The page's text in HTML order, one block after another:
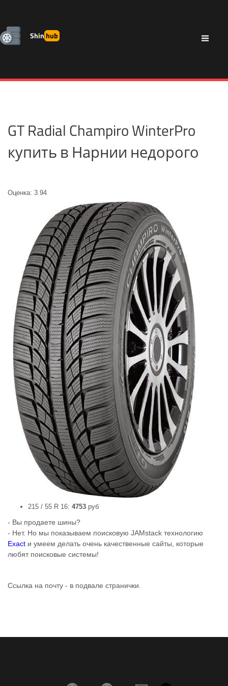
Shinhub
GT Radial Champiro WinterPro
купить в Нарнии недорого
Оценка: 3.94
215 / 55 R 16: 4753 руб
- Вы продаете шины?
- Нет. Но мы показываем поисковую JAMstack технологию
Exact и умеем делать очень качественные сайты, которые
любят поисковые системы!
Ссылка на почту - в подвале странички.